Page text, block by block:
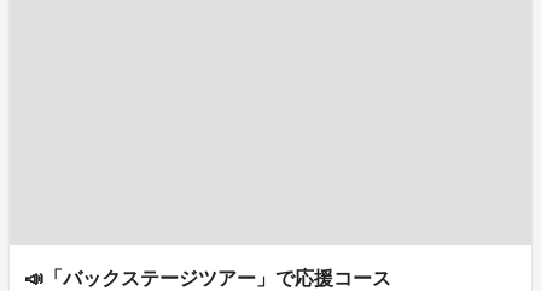
📣「バックステージツアー」で応援コース